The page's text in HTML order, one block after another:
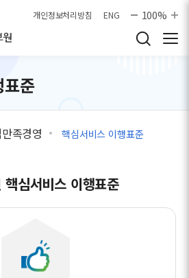
개인정보처리방침 ENG 100%
준
족경영 핵심서비스 이행표준
심서비스 이행표준